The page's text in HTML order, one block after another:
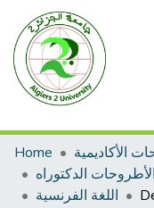
Home
الأطروحات الدكتوراه
اللغة الفرنسية